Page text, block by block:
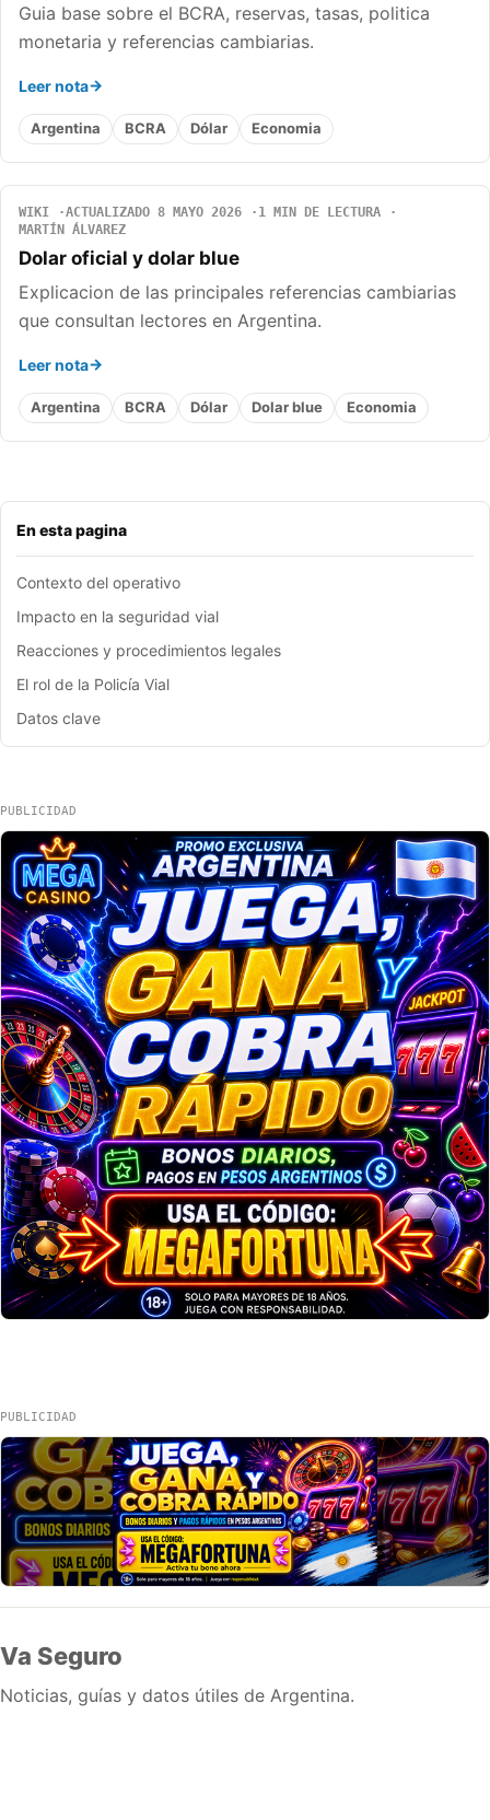
En esta pagina
Contexto del operativo
Impacto en la seguridad vial
Reacciones y procedimientos legales
El rol de la Policía Vial
Datos clave
Guia base sobre el BCRA, reservas, tasas, politica
monetaria y referencias cambiarias.
Leer nota
Argentina BCRA Dólar Economia
WIKI ACTUALIZADO 8 MAYO 2026
1 MIN DE LECTURA
MARTÍN ÁLVAREZ
Dolar oficial y dolar blue
Explicacion de las principales referencias cambiarias
que consultan lectores en Argentina.
Leer nota
Argentina BCRA Dólar Dolar blue Economia
PUBLICIDAD
PUBLICIDAD
Va Seguro
Noticias, guías y datos útiles de Argentina.